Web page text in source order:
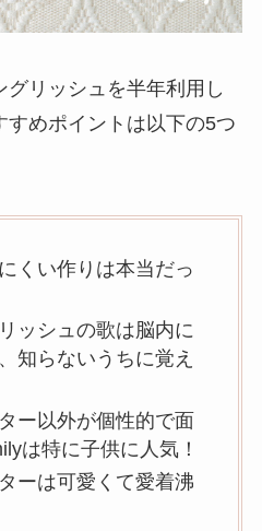
リッシュを半年利用し
すめポイントは以下の5つ
くい作りは本当だっ
ッシュの歌は脳内に
知らないうちに覚え
ー以外が個性的で面
は特に子供に人気！
ーは可愛くて愛着沸